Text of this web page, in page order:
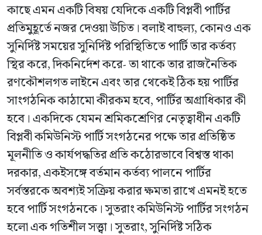
কাছে এমন একটি বিষয় যেদিকে একটি বিপ্লবী পার্টির
প্রতিমুহূর্তে নজর দেওয়া উচিত। বলাই বাহুল্য, কোনও এক
সুনির্দিষ্ট সময়ের সুনির্দিষ্ট পরিস্থিতিতে পার্টি তার কর্তব্য
স্থির করে, দিকনির্দেশ করে- তা থাকে তার রাজনৈতিক
রণকৌশলগত লাইনে এবং তার থেকেই ঠিক হয় পার্টির
সাংগঠনিক কাঠামো কীরকম হবে, পার্টির অগ্রাধিকার কী
হবে। একদিকে যেমন শ্রমিকশ্রেণির নেতৃত্বাধীন একটি
বিপ্লবী কমিউনিস্ট পার্টি সংগঠনের পক্ষে তার প্রতিষ্ঠিত
মূলনীতি ও কার্যপদ্ধতির প্রতি কঠোরভাবে বিশ্বস্ত থাকা
দরকার, একইসঙ্গে বর্তমান কর্তব্য পালনে পার্টির
সর্বস্তরকে অবশ্যই সক্রিয় করার ক্ষমতা রাখে এমনই হতে
হবে পার্টি সংগঠনকে। সুতরাং কমিউনিস্ট পার্টির সংগঠন
হলো এক গতিশীল সত্ত্বা। সুতরাং, সুনির্দিষ্ট সঠিক